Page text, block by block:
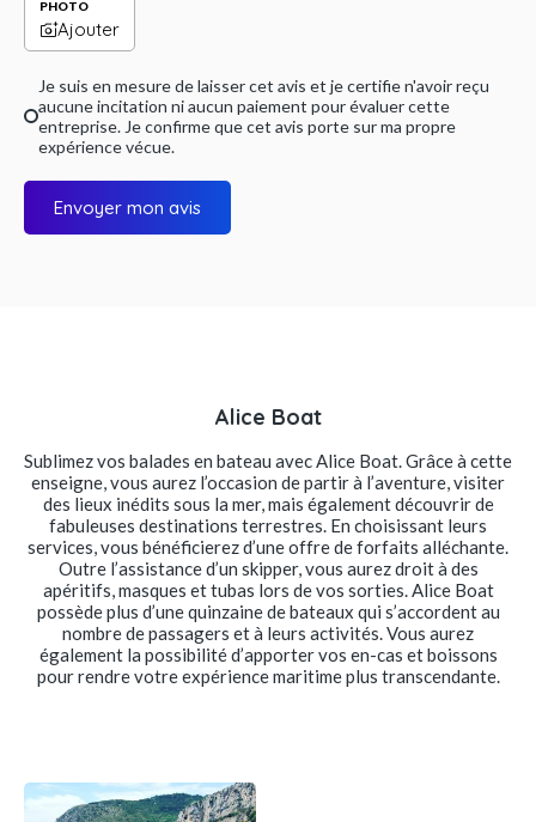
PHOTO
Ajouter
Je suis en mesure de laisser cet avis et je certifie n'avoir reçu
aucune incitation ni aucun paiement pour évaluer cette
entreprise. Je confirme que cet avis porte sur ma propre
expérience vécue.
Envoyer mon avis
Alice Boat
Sublimez vos balades en bateau avec Alice Boat. Grâce à cette
enseigne, vous aurez l’occasion de partir à l’aventure, visiter
des lieux inédits sous la mer, mais également découvrir de
fabuleuses destinations terrestres. En choisissant leurs
services, vous bénéficierez d’une offre de forfaits alléchante.
Outre l’assistance d’un skipper, vous aurez droit à des
apéritifs, masques et tubas lors de vos sorties. Alice Boat
possède plus d’une quinzaine de bateaux qui s’accordent au
nombre de passagers et à leurs activités. Vous aurez
également la possibilité d’apporter vos en-cas et boissons
pour rendre votre expérience maritime plus transcendante.